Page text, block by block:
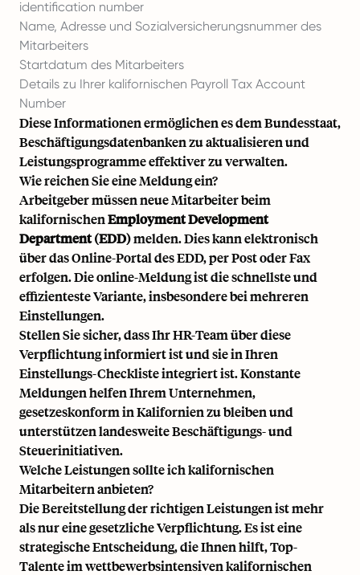
identification number
Name, Adresse und Sozialversicherungsnummer des
Mitarbeiters
Startdatum des Mitarbeiters
Details zu Ihrer kalifornischen Payroll Tax Account
Number
Diese Informationen ermöglichen es dem Bundesstaat,
Beschäftigungsdatenbanken zu aktualisieren und
Leistungsprogramme effektiver zu verwalten.
Wie reichen Sie eine Meldung ein?
Arbeitgeber müssen neue Mitarbeiter beim
kalifornischenEmployment Development
Department (EDD)melden. Dies kann elektronisch
über das Online-Portal des EDD, per Post oder Fax
erfolgen. Die online-Meldung ist die schnellste und
effizienteste Variante, insbesondere bei mehreren
Einstellungen.
Stellen Sie sicher, dass Ihr HR-Team über diese
Verpflichtung informiert ist und sie in Ihren
Einstellungs-Checkliste integriert ist. Konstante
Meldungen helfen Ihrem Unternehmen,
gesetzeskonform in Kalifornien zu bleiben und
unterstützen landesweite Beschäftigungs- und
Steuerinitiativen.
Welche Leistungen sollte ich kalifornischen
Mitarbeitern anbieten?
Die Bereitstellung der richtigen Leistungen ist mehr
als nur eine gesetzliche Verpflichtung. Es ist eine
strategische Entscheidung, die Ihnen hilft, Top-
Talente im wettbewerbsintensiven kalifornischen